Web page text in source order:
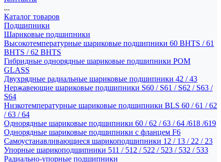
...
Каталог товаров
Подшипники
Шариковые подшипники
Высокотемпературные шариковые подшипники 60 BHTS / 61
BHTS / 62 BHTS
Гибридные однорядные шариковые подшипники POM
GLASS
Двухрядные радиальные шариковые подшипники 42 / 43
Нержавеющие шариковые подшипники S60 / S61 / S62 / S63 /
S64
Низкотемпературные шариковые подшипники BLS 60 / 61 / 62
/ 63 / 64
Однорядные шариковые подшипники 60 / 62 / 63 / 64 /618 /619
Однорядные шариковые подшипники с фланцем F6
Самоустанавливающиеся шарикоподшипники 12 / 13 / 22 / 23
Упорные шарикоподшипники 511 / 512 / 522 / 523 / 532 / 533
Радиально-упорные подшипники